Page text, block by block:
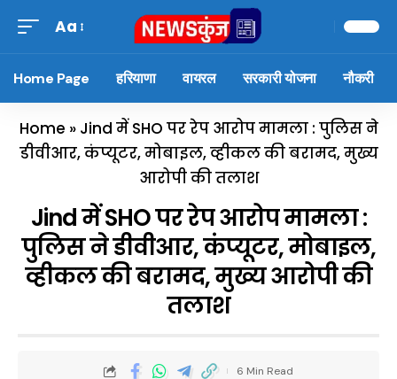
Aa
Home Page हरियाणा वायरल सरकारी योजना नौकरी
Home » Jind में SHO पर रेप आरोप मामला : पुलिस ने
डीवीआर, कंप्यूटर, मोबाइल, व्हीकल की बरामद, मुख्य
आरोपी की तलाश
Jind में SHO पर रेप आरोप मामला :
पुलिस ने डीवीआर, कंप्यूटर, मोबाइल,
व्हीकल की बरामद, मुख्य आरोपी की
तलाश
6 Min Read